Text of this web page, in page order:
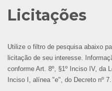
Licitações
Utilize o filtro de pesquisa abaixo
licitação de seu interesse.
conforme Art. 8º, §1º Inciso IV, da
Inciso I, alínea "e", do Decreto nº